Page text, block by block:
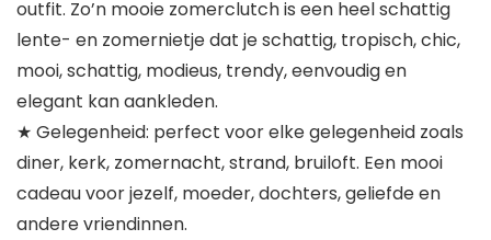
outfit. Zo’n mooie zomerclutch is een heel schattig
lente- en zomernietje dat je schattig, tropisch, chic,
mooi, schattig, modieus, trendy, eenvoudig en
elegant kan aankleden.
★ Gelegenheid: perfect voor elke gelegenheid zoals
diner, kerk, zomernacht, strand, bruiloft. Een mooi
cadeau voor jezelf, moeder, dochters, geliefde en
andere vriendinnen.